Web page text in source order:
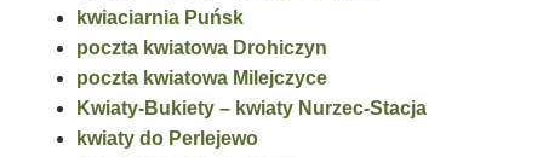
kwiaciarnia Puńsk
poczta kwiatowa Drohiczyn
poczta kwiatowa Milejczyce
Kwiaty-Bukiety – kwiaty Nurzec-Stacja
kwiaty do Perlejewo